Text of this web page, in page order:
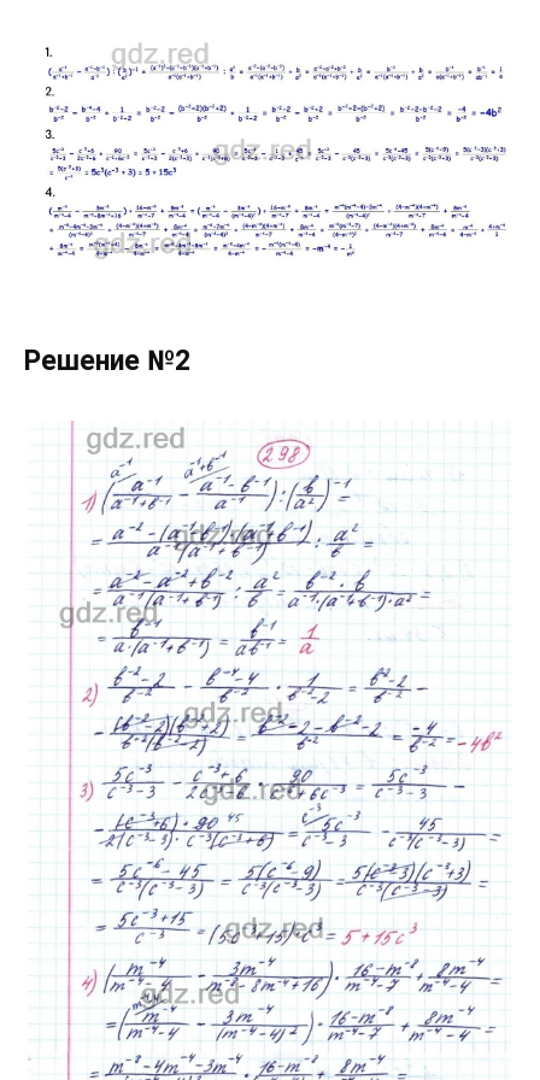
Решение №2